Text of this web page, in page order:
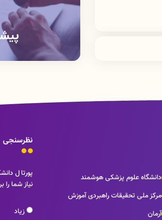
دانشگاه علوم پزشکی هوشمند
مرکز ملی تحقیقات راهبردی آموزش
آرمان
نظرسنجی
پورتال
نیاز شما
زیاد